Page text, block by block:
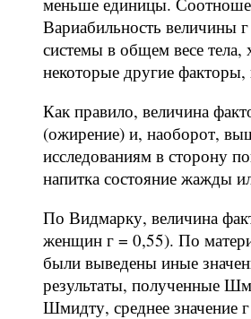
Вариабильность величины
системы в общем весе
некоторые другие факторы,
Как правило, величина
(ожирение) и, наоборот,
исследованиям в сторону
напитка состояние жажды
По Видмарку, величина
женщин г = 0,55). По
были выведены иные
результаты, полученные
Шмидту, среднее значение